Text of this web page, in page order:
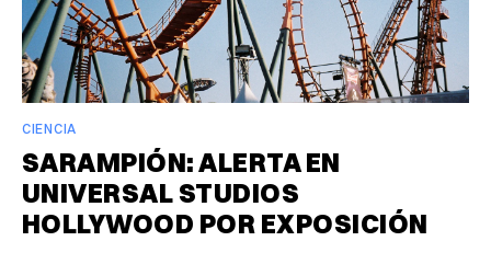
CIENCIA
SARAMPIÓN: ALERTA EN
UNIVERSAL STUDIOS
HOLLYWOOD POR EXPOSICIÓN